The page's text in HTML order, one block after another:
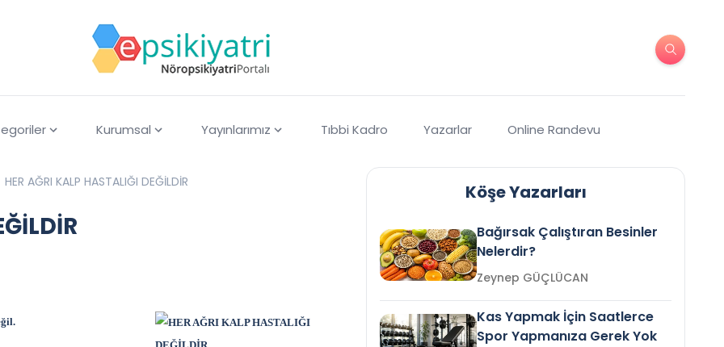
Kurumsal Yayınlarımız Tıbbi Kadro Yazarlar Online Randevu
HER AĞRI KALP HASTALIĞI DEĞİLDİR Köşe Yazarları
Bağırsak Çalıştıran Besinler
Nelerdir?
Zeynep GÜÇLÜCAN
Kas Yapmak İçin Saatlerce
Spor Yapmanıza Gerek Yok